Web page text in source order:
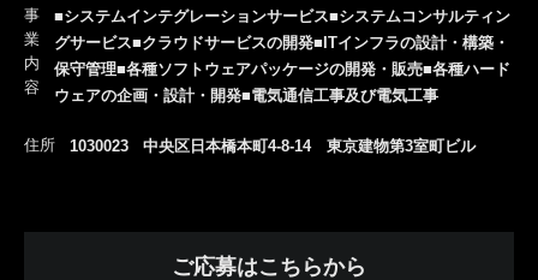
事
業
内
容
■システムインテグレーションサービス■システムコンサルティン
グサービス■クラウドサービスの開発■ITインフラの設計・構築・
保守管理■各種ソフトウェアパッケージの開発・販売■各種ハード
ウェアの企画・設計・開発■電気通信工事及び電気工事
住所 1030023 中央区日本橋本町4-8-14 東京建物第3室町ビル
ご応募はこちらから